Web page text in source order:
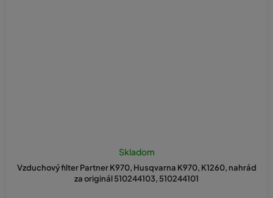
Vzduchový filter Partner K970, Husqvarna K970, K1260, nahrád
za originál 510244103, 510244101
Skladom